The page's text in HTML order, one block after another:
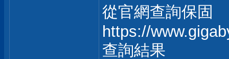
從官網查詢保固
https://
查詢結果